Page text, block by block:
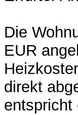
Die
EUR
direkt
entspricht